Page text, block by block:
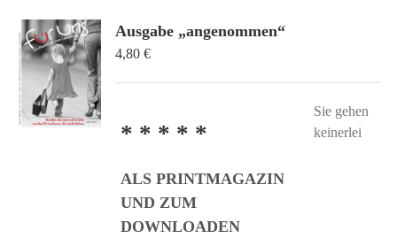
Ausgabe „angenommen“
4,80€
* * * * *
ALS PRINTMAGAZIN
UND ZUM
DOWNLOADEN
Sie gehen
keinerlei